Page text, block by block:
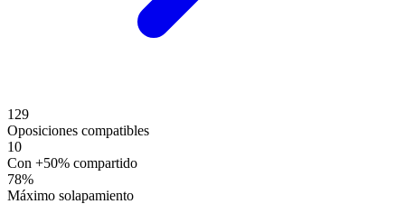
129
Oposiciones compatibles
10
Con +50% compartido
78%
Máximo solapamiento